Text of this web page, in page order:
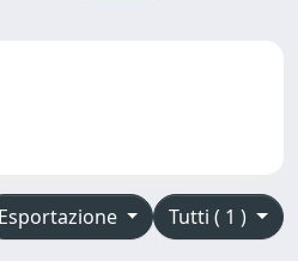
Tutti ( 1 )
Esportazione